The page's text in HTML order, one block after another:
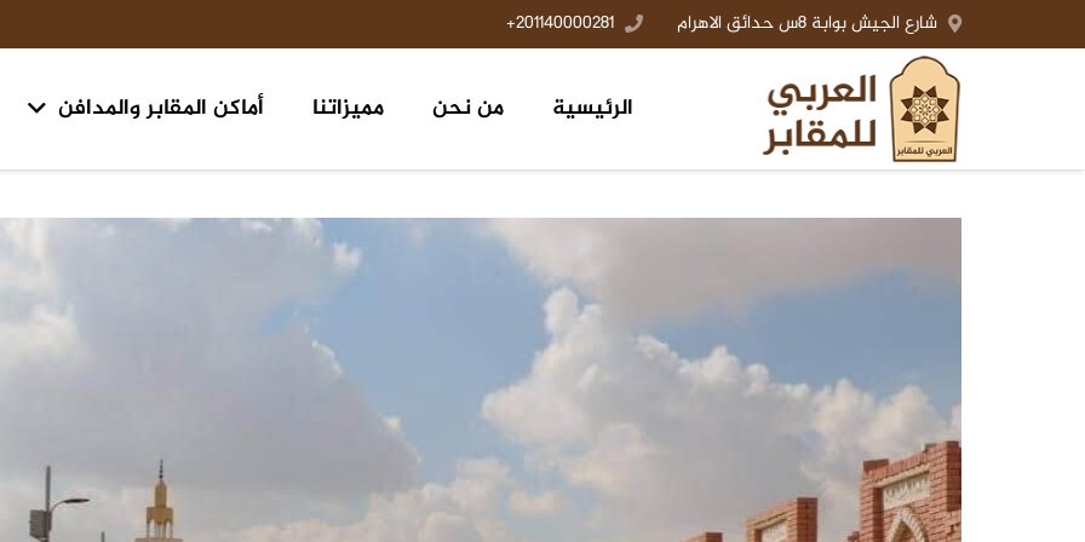
شارع الجيش بوابة 8س حدائق الاهرام 201140000281+
الرئيسية من نحن مميزاتنا أماكن المقابر والمدافن